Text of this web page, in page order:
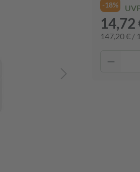
-18%
14,72
147,20 € /